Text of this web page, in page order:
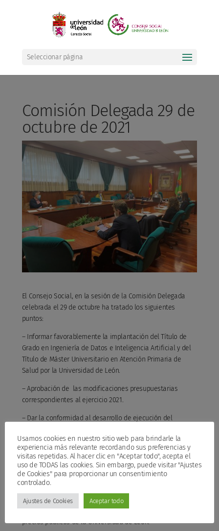
Seleccionar página
Comisión Delegada 29 de
octubre de 2021
El Consejo Social, en la sesión de la Comisión Delegada
celebrada el 29 de octubre ha tratado los siguientes
puntos:
– Informar favorablemente la implantación del Título de
Grado en Ingeniería de Datos e Inteligencia Artificial y del
Título de Máster Universitario en Atención Primaria de
Salud por la Universidad de León.
– Aprobación de las modificaciones presupuestarias
correspondientes al ejercicio 2021.
– Dar la conformidad al desarrollo de ejecución del
Gerencia.
– Aprobación de los precios de matrícula, comprendidos
entre Gratuita y 550 euros, para los treinta y dos Cursos de
Extensión Universitaria.
– Aprobación de la modificación de la Normativa de
modificación y anulación de matrícula y de devolución de
precios públicos de la Universidad de León.
Usamos cookies en nuestro sitio web para brindarle la
experiencia más relevante recordando sus preferencias y
visitas repetidas. Al hacer clic en "Aceptar todo", acepta el
uso de TODAS las cookies. Sin embargo, puede visitar "Ajustes
de Cookies" para proporcionar un consentimiento
controlado.
Ajustes de Cookies Aceptar todo